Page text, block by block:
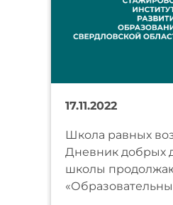
17.11.2022
Школа равных
Дневник добрых
школы